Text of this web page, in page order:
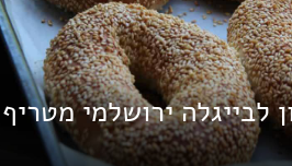
לבייגלה ירושלמי מטריף